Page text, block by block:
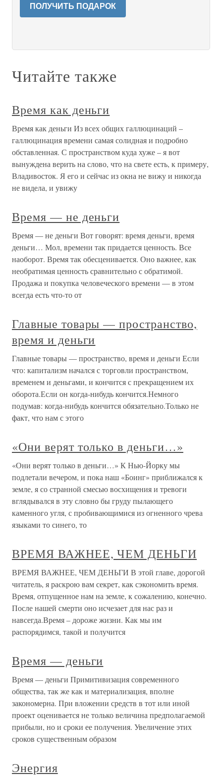
ПОЛУЧИТЬ ПОДАРОК
Читайте также
Время как деньги
Время как деньги Из всех общих галлюцинаций –
галлюцинация времени самая солидная и подробно
обставленная. С пространством куда хуже – я вот
вынуждена верить на слово, что на свете есть, к примеру,
Владивосток. Я его и сейчас из окна не вижу и никогда
не видела, и увижу
Время — не деньги
Время — не деньги Вот говорят: время деньги, время
деньги… Мол, времени так придается ценность. Все
наоборот. Время так обесценивается. Оно важнее, как
необратимая ценность сравнительно с обратимой.
Продажа и покупка человеческого времени — в этом
всегда есть что-то от
Главные товары — пространство,
время и деньги
Главные товары — пространство, время и деньги Если
что: капитализм начался с торговли пространством,
временем и деньгами, и кончится с прекращением их
оборота.Если он когда-нибудь кончится.Немного
подумав: когда-нибудь кончится обязательно.Только не
факт, что нам с этого
«Они верят только в деньги…»
«Они верят только в деньги…» К Нью-Йорку мы
подлетали вечером, и пока наш «Боинг» приближался к
земле, я со странной смесью восхищения и тревоги
вглядывался в эту словно бы груду пылающего
каменного угля, с пробивающимися из огненного чрева
языками то синего, то
ВРЕМЯ ВАЖНЕЕ, ЧЕМ ДЕНЬГИ
ВРЕМЯ ВАЖНЕЕ, ЧЕМ ДЕНЬГИ В этой главе, дорогой
читатель, я раскрою вам секрет, как сэкономить время.
Время, отпущенное нам на земле, к сожалению, конечно.
После нашей смерти оно исчезает для нас раз и
навсегда.Время – дороже жизни. Как мы им
распорядимся, такой и получится
Время — деньги
Время — деньги Примитивизация современного
общества, так же как и материализация, вполне
закономерна. При вложении средств в тот или иной
проект оценивается не только величина предполагаемой
прибыли, но и сроки ее получения. Увеличение этих
сроков существенным образом
Энергия